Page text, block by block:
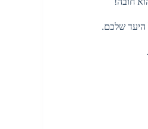
היעד שלכם.